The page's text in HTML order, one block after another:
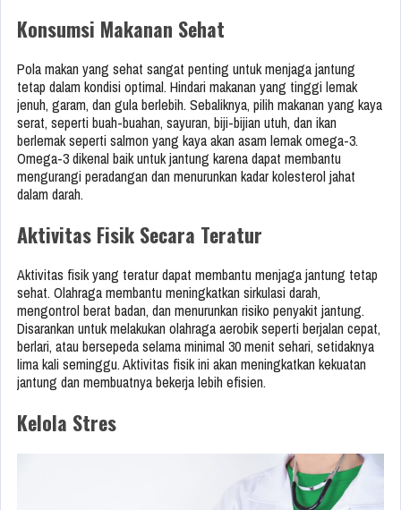
Konsumsi Makanan Sehat
Pola makan yang sehat sangat penting untuk menjaga jantung
tetap dalam kondisi optimal. Hindari makanan yang tinggi lemak
jenuh, garam, dan gula berlebih. Sebaliknya, pilih makanan yang kaya
serat, seperti buah-buahan, sayuran, biji-bijian utuh, dan ikan
berlemak seperti salmon yang kaya akan asam lemak omega-3.
Omega-3 dikenal baik untuk jantung karena dapat membantu
mengurangi peradangan dan menurunkan kadar kolesterol jahat
dalam darah.
Aktivitas Fisik Secara Teratur
Aktivitas fisik yang teratur dapat membantu menjaga jantung tetap
sehat. Olahraga membantu meningkatkan sirkulasi darah,
mengontrol berat badan, dan menurunkan risiko penyakit jantung.
Disarankan untuk melakukan olahraga aerobik seperti berjalan cepat,
berlari, atau bersepeda selama minimal 30 menit sehari, setidaknya
lima kali seminggu. Aktivitas fisik ini akan meningkatkan kekuatan
jantung dan membuatnya bekerja lebih efisien.
Kelola Stres